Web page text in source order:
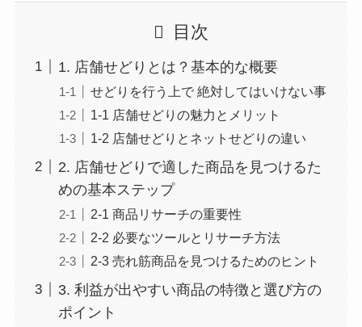
目次
1. 店舗せどりとは？基本的な概要
せどりを行う上で 絶対してはいけない事
1-1 店舗せどりの魅力とメリット
1-2 店舗せどりとネットせどりの違い
2. 店舗せどりで適した商品を見つけるた
めの基本ステップ
2-1 商品リサーチの重要性
2-2 必要なツールとリサーチ方法
2-3 売れ筋商品を見つけるためのヒント
3. 利益が出やすい商品の特徴と選び方の
ポイント